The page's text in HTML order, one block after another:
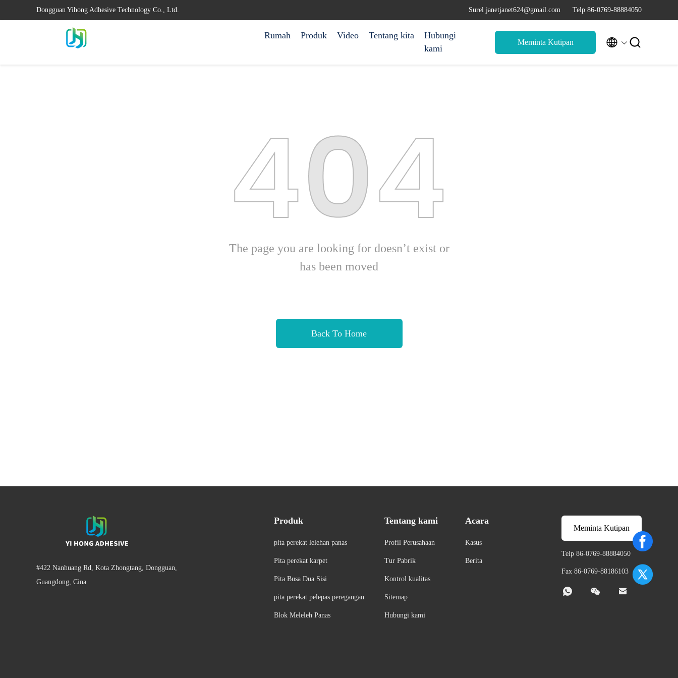
Dongguan Yihong Adhesive Technology Co., Ltd. Surel janetjanet624@gmail.com Telp 86-0769-88884050
Rumah Produk Video Tentang kita
Hubungi
kami
Meminta Kutipan  
The page you are looking for doesn’t exist or
has been moved
Back To Home
#422 Nanhuang Rd, Kota Zhongtang, Dongguan,
Guangdong, Cina
Produk
pita perekat lelehan panas
Pita perekat karpet
Pita Busa Dua Sisi
pita perekat pelepas peregangan
Blok Meleleh Panas
Tentang kami
Profil Perusahaan
Tur Pabrik
Kontrol kualitas
Sitemap
Hubungi kami
Acara
Kasus
Berita
Meminta Kutipan
Telp 86-0769-88884050
Fax 86-0769-88186103
  